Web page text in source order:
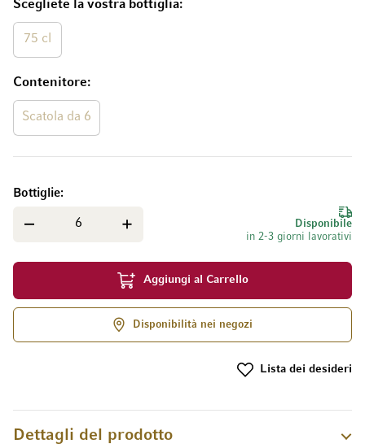
Scegliete la vostra bottiglia
75 cl
Contenitore
Scatola da 6
Disponibile
in 2-3 giorni lavorativi
Bottiglie
Aggiungi al Carrello
Disponibilità nei negozi
Lista dei desideri
Dettagli del prodotto